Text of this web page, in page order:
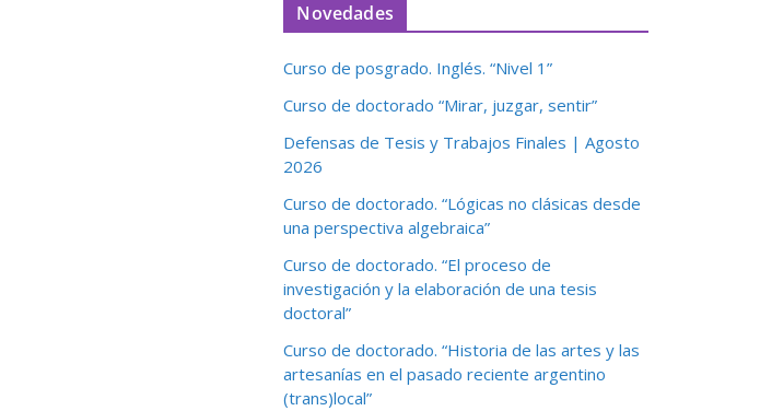
Novedades
Curso de posgrado. Inglés. “Nivel 1”
Curso de doctorado “Mirar, juzgar, sentir”
Defensas de Tesis y Trabajos Finales | Agosto
2026
Curso de doctorado. “Lógicas no clásicas desde
una perspectiva algebraica”
Curso de doctorado. “El proceso de
investigación y la elaboración de una tesis
doctoral”
Curso de doctorado. “Historia de las artes y las
artesanías en el pasado reciente argentino
(trans)local”